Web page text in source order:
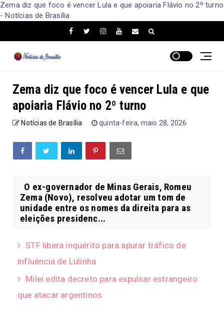
Zema diz que foco é vencer Lula e que apoiaria Flávio no 2º turno
- Notícias de Brasília
Zema diz que foco é vencer Lula e que
apoiaria Flávio no 2º turno
Notícias de Brasília quinta-feira, maio 28, 2026
O ex-governador de Minas Gerais, Romeu
Zema (Novo), resolveu adotar um tom de
unidade entre os nomes da direita para as
eleições presidenc...
STF libera inquérito para apurar tráfico de
influência de Lulinha
Milei edita decreto para expulsar estrangeiro
que atacar argentinos